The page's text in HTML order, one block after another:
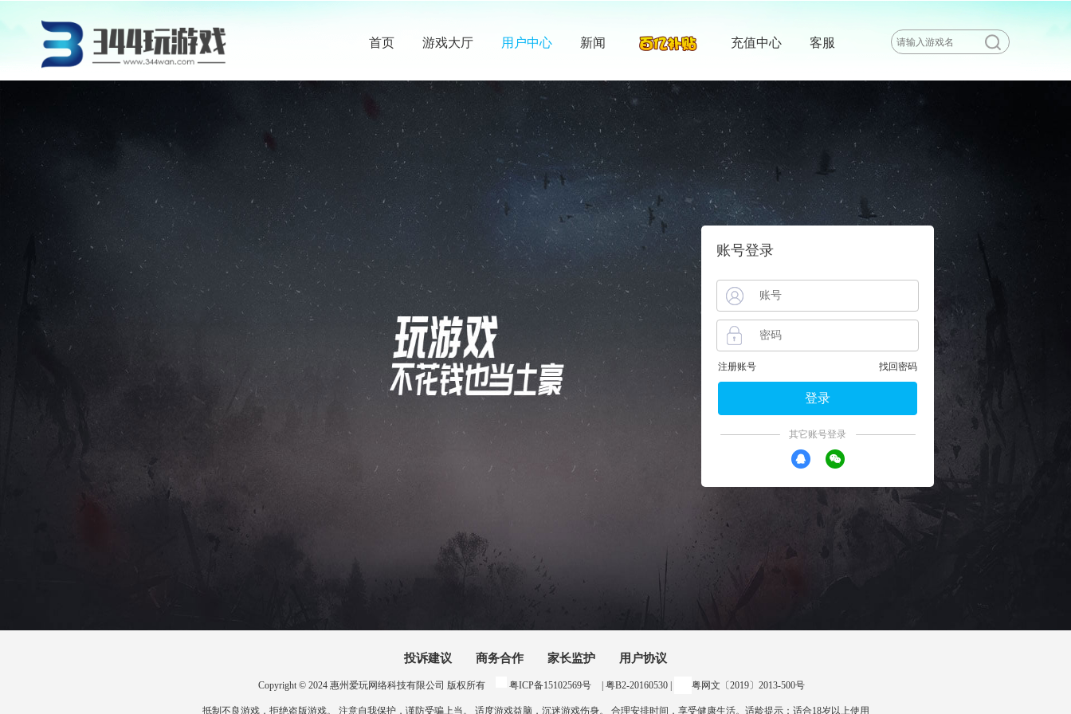
首页 游戏大厅 用户中心 新闻 充值中心 客服
账号登录
注册账号 找回密码
登录
其它账号登录
投诉建议 商务合作 家长监护 用户协议
Copyright © 2024 惠州爱玩网络科技有限公司 版权所有 粤ICP备15102569号 | 粤B2-20160530 | 粤网文〔2019〕2013-500号
抵制不良游戏，拒绝盗版游戏。 注意自我保护，谨防受骗上当。 适度游戏益脑，沉迷游戏伤身。 合理安排时间，享受健康生活。适龄提示：适合18岁以上使用